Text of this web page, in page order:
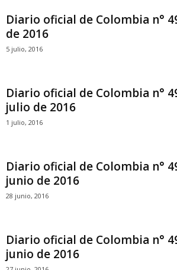
Diario oficial de Colombia n°
de 2016
5 julio, 2016
Diario oficial de Colombia n°
julio de 2016
1 julio, 2016
Diario oficial de Colombia n°
junio de 2016
28 junio, 2016
Diario oficial de Colombia n°
junio de 2016